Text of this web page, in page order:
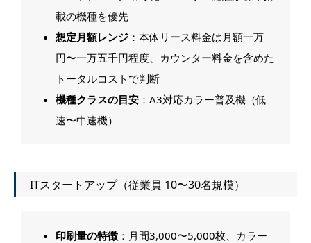
載の機種を優先
想定月額レンジ ：本体リース料金は月額一万
円〜一万五千円程度、カウンター料金を含めた
トータルコストで判断
機種クラスの目安 ：A3対応カラー普及機（低
速〜中速機）
ITスタートアップ（従業員 10〜30名規模）
印刷量の特徴 ：月間3,000〜5,000枚、カラー